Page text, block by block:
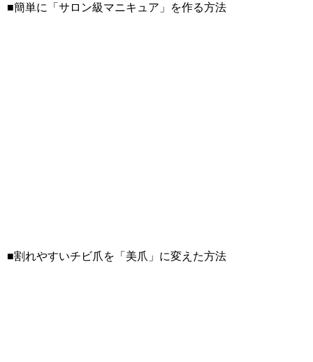
■簡単に「サロン級マニキュア」を作る方法
■割れやすいチビ爪を「美爪」に変えた方法